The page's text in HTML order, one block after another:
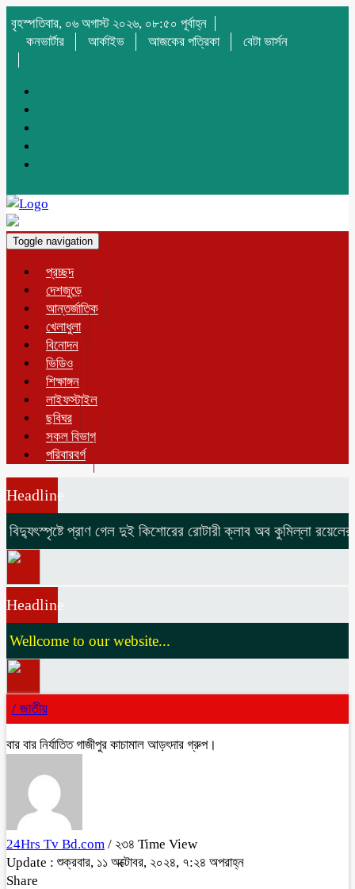
বৃহস্পতিবার, ০৬ অগাস্ট ২০২৬, ০৮:৫০ পূর্বাহ্ন
কনভার্টার
আর্কাইভ আজকের পত্রিকা বেটা ভার্সন
Toggle navigation
প্রচ্ছদ
দেশজুড়ে
আন্তর্জাতিক
খেলাধুলা
বিনোদন
ভিডিও
শিক্ষাঙ্গন
লাইফস্টাইল
ছবিঘর
সকল বিভাগ
পরিবারবর্গ
Headline
প্রাণ গেল দুই কিশোরের রোটারী ক্লাব অব কুমিল্লা রয়েলের
Headline
to our website...
/ জাতীয়
বার বার নির্যাতিত গাজীপুর কাচামাল আড়ৎদার গ্রুপ।
24Hrs Tv Bd.com / ২৩৪ Time View
Update : শুক্রবার, ১১ অক্টোবর, ২০২৪, ৭:২৪ অপরাহ্ন
Share